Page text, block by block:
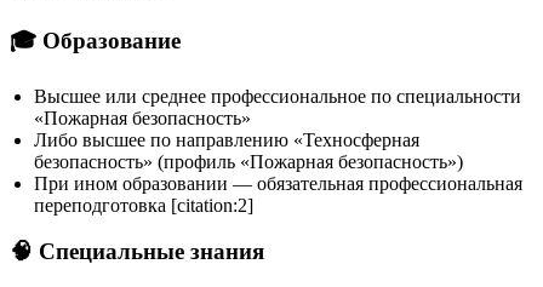
🎓 Образование
Высшее или среднее профессиональное по специальности
«Пожарная безопасность»
Либо высшее по направлению «Техносферная
безопасность» (профиль «Пожарная безопасность»)
При ином образовании — обязательная профессиональная
переподготовка [citation:2]
🧠 Специальные знания